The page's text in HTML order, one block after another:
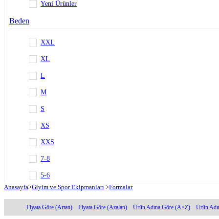
Yeni Ürünler
Beden
XXL
XL
L
M
S
XS
XXS
7-8
5-6
3-4
Anasayfa>Giyim ve Spor Ekipmanları >Formalar
Fiyata Göre (Artan) Fiyata Göre (Azalan) Ürün Adına Göre (A>Z) Ürün